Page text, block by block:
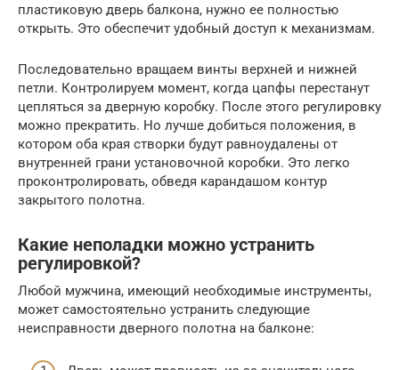
пластиковую дверь балкона, нужно ее полностью
открыть. Это обеспечит удобный доступ к механизмам.
Последовательно вращаем винты верхней и нижней
петли. Контролируем момент, когда цапфы перестанут
цепляться за дверную коробку. После этого регулировку
можно прекратить. Но лучше добиться положения, в
котором оба края створки будут равноудалены от
внутренней грани установочной коробки. Это легко
проконтролировать, обведя карандашом контур
закрытого полотна.
Какие неполадки можно устранить
регулировкой?
Любой мужчина, имеющий необходимые инструменты,
может самостоятельно устранить следующие
неисправности дверного полотна на балконе: